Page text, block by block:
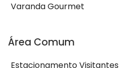
Varanda Gourmet
Área Comum
Estacionamento Visitantes